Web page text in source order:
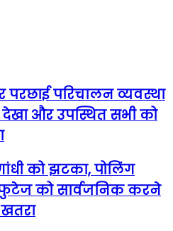
परछाई परिचालन व्यवस्था
देखा और उपस्थित सभी को
को झटका, पोलिंग
को सार्वजनिक करने